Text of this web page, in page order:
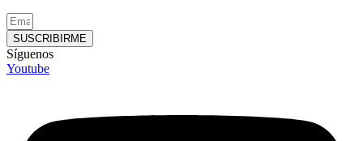
SUSCRIBIRME
Síguenos
Youtube